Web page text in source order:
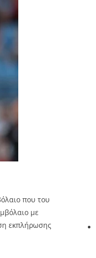
που του
με
εκπλήρωσης